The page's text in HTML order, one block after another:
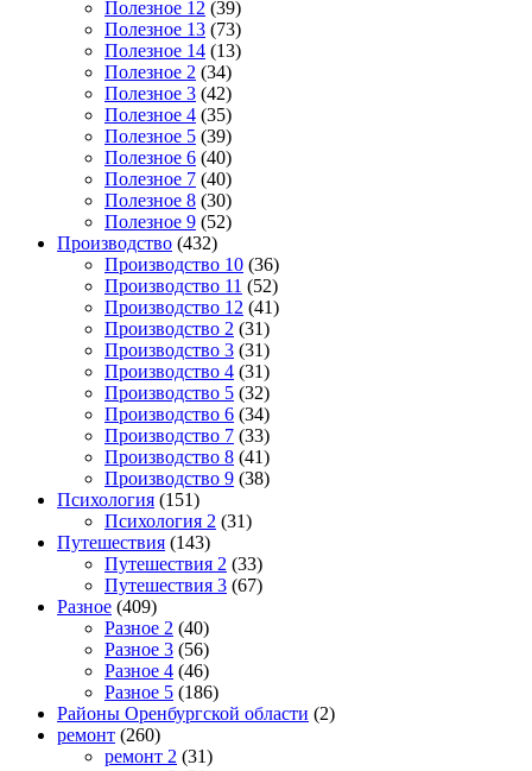
Полезное 12 (39)
Полезное 13 (73)
Полезное 14 (13)
Полезное 2 (34)
Полезное 3 (42)
Полезное 4 (35)
Полезное 5 (39)
Полезное 6 (40)
Полезное 7 (40)
Полезное 8 (30)
Полезное 9 (52)
Производство (432)
Производство 10 (36)
Производство 11 (52)
Производство 12 (41)
Производство 2 (31)
Производство 3 (31)
Производство 4 (31)
Производство 5 (32)
Производство 6 (34)
Производство 7 (33)
Производство 8 (41)
Производство 9 (38)
Психология (151)
Психология 2 (31)
Путешествия (143)
Путешествия 2 (33)
Путешествия 3 (67)
Разное (409)
Разное 2 (40)
Разное 3 (56)
Разное 4 (46)
Разное 5 (186)
Районы Оренбургской области (2)
ремонт (260)
ремонт 2 (31)